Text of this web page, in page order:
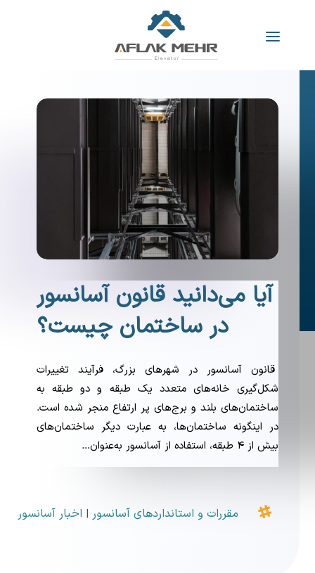
آیا می‌دانید قانون آسانسور
در ساختمان چیست؟
قانون آسانسور در شهرهای بزرگ، فرآیند تغییرات
شکل‌گیری خانه‌های متعدد یک طبقه و دو طبقه به
ساختمان‌های بلند و برج‌های پر ارتفاع منجر شده است.
در اینگونه ساختمان‌ها، به عبارت دیگر ساختمان‌های
بیش از ۴ طبقه، استفاده از آسانسور به‌عنوان…
 مقررات و استانداردهای آسانسور | اخبار آسانسور